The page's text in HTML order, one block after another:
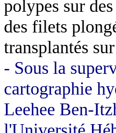
polypes sur
des filets
transplantés
- Sous la
cartographie
Leehee Ben-